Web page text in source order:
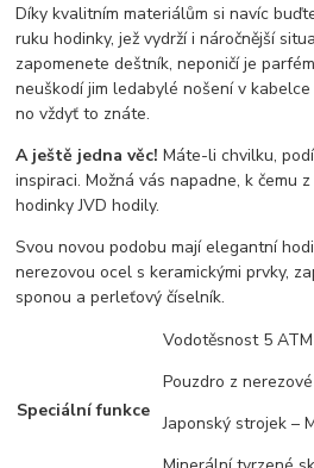
Díky kvalitním materiálům si navíc
ruku hodinky, jež vydrží i náročnější
zapomenete deštník, neponičí je
neuškodí jim ledabylé nošení v
no vždyť to znáte.
A ještě jedna věc! Máte-li chvilku,
inspiraci. Možná vás napadne, k čemu
hodinky JVD hodily.
Svou novou podobu mají elegantní
nerezovou ocel s keramickými prvky,
sponou a perleťový číselník.
Speciální funkce
Vodotěsnost 5 ATM
Pouzdro z
Japonský strojek –